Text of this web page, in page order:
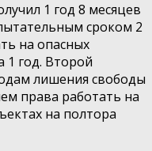
1 год 8 месяцев
сроком 2
на опасных
1 год. Второй
лишения свободы
права работать на
на полтора